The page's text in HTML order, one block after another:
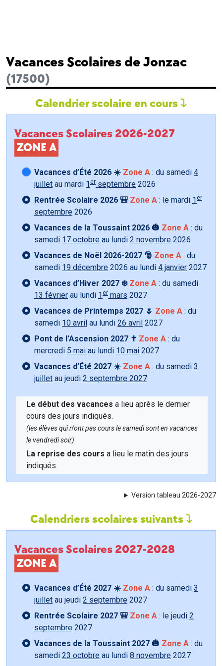
Vacances Scolaires de Jonzac
(17500)
Calendrier scolaire en cours
Vacances Scolaires 2026-2027
ZONE A
Vacances d’Été 2026 ☀️ Zone A : du samedi 4
juillet au mardi 1 er septembre 2026
Rentrée Scolaire 2026 🎒 Zone A : le mardi 1 er
septembre 2026
Vacances de la Toussaint 2026 🎃 Zone A : du
samedi 17 octobre au lundi 2 novembre 2026
Vacances de Noël 2026-2027 🎅 Zone A : du
samedi 19 décembre 2026 au lundi 4 janvier 2027
Vacances d’Hiver 2027 ❄️ Zone A : du samedi
13 février au lundi 1 er mars 2027
Vacances de Printemps 2027 🌷 Zone A : du
samedi 10 avril au lundi 26 avril 2027
Pont de l’Ascension 2027 ✝️ Zone A : du
mercredi 5 mai au lundi 10 mai 2027
Vacances d’Été 2027 ☀️ Zone A : du samedi 3
juillet au jeudi 2 septembre 2027
Le début des vacances a lieu après le dernier
cours des jours indiqués.
(les élèves qui n'ont pas cours le samedi sont en vacances
le vendredi soir)
La reprise des cours a lieu le matin des jours
indiqués.
Version tableau 2026-2027
Calendriers scolaires suivants
Vacances Scolaires 2027-2028
ZONE A
Vacances d’Été 2027 ☀️ Zone A : du samedi 3
juillet au jeudi 2 septembre 2027
Rentrée Scolaire 2027 🎒 Zone A : le jeudi 2
septembre 2027
Vacances de la Toussaint 2027 🎃 Zone A : du
samedi 23 octobre au lundi 8 novembre 2027